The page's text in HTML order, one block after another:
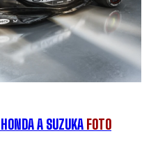
A SUZUKA FOTO